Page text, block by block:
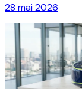
28 mai 2026